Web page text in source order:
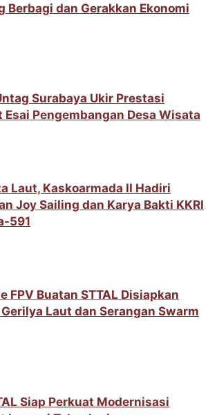
Berbagi dan Gerakkan Ekonomi
Surabaya Ukir Prestasi
Esai Pengembangan Desa Wisata
Laut, Kaskoarmada II Hadiri
Joy Sailing dan Karya Bakti KKRI
591
FPV Buatan STTAL Disiapkan
Laut dan Serangan Swarm
Siap Perkuat Modernisasi